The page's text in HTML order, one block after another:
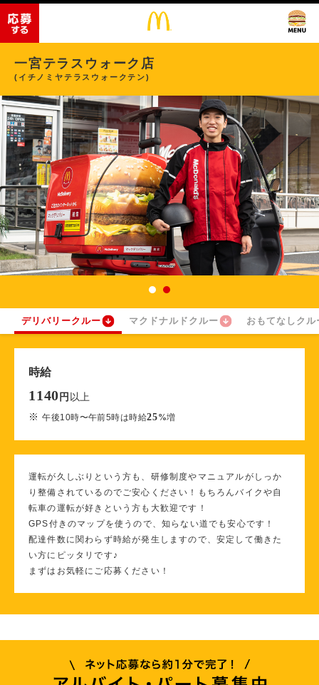
一宮テラスウォーク店
(イチノミヤテラスウォークテン)
デリバリークルー マクドナルドクルー おもてなしクル
時給
1140 円 以上
※午後10時〜午前5時は時給25%増
運転が久しぶりという方も、研修制度やマニュアルがしっか
り整備されているのでご安心ください！もちろんバイクや自
転車の運転が好きという方も大歓迎です！
GPS付きのマップを使うので、知らない道でも安心です！
配達件数に関わらず時給が発生しますので、安定して働きた
い方にピッタリです♪
まずはお気軽にご応募ください！